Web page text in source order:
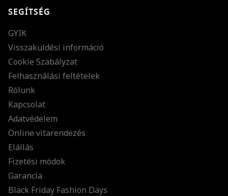
SEGÍTSÉG
GYIK
Visszaküldési információ
Cookie Szabályzat
Felhasználási feltételek
Rólunk
Kapcsolat
Adatvédelem
Online vitarendezés
Elállás
Fizetési módok
Garancia
Black Friday Fashion Days